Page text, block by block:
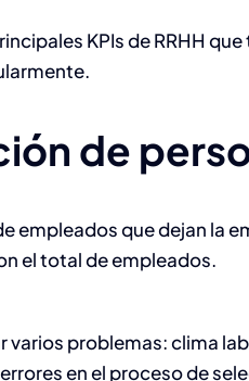
KPIs de RRHH
de
empleados que dejan la
el total de empleados.
varios problemas: clima
en el proceso de